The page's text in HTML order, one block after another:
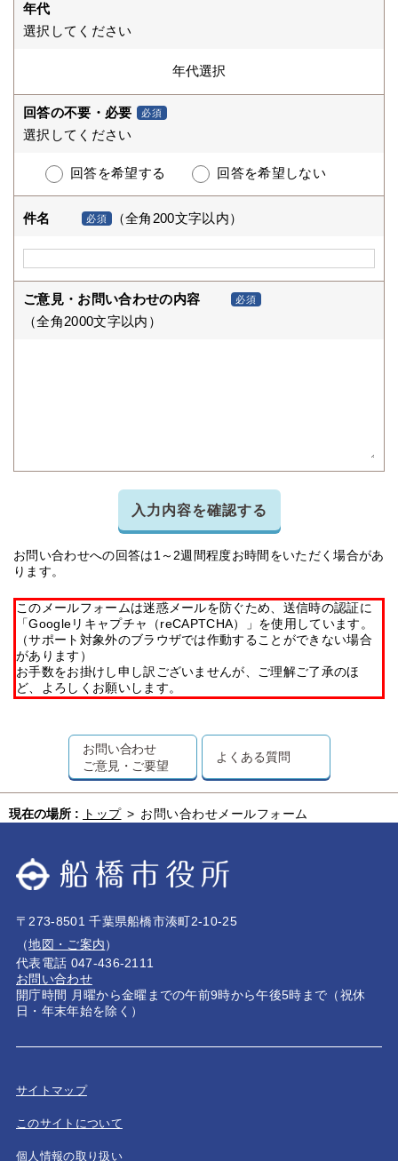
年代
選択してください
回答の不要・必要 必須
選択してください
回答を希望する 回答を希望しない
件名 必須 （全角200文字以内）
ご意見・お問い合わせの内容 必須
（全角2000文字以内）
入力内容を確認する
お問い合わせへの回答は1～2週間程度お時間をいただく場合があ
ります。
このメールフォームは迷惑メールを防ぐため、送信時の認証に
「Googleリキャプチャ（reCAPTCHA）」を使用しています。
（サポート対象外のブラウザでは作動することができない場合
があります）
お手数をお掛けし申し訳ございませんが、ご理解ご了承のほ
ど、よろしくお願いします。
お問い合わせ
ご意見・ご要望
よくある質問
現在の場所 : トップ > お問い合わせメールフォーム
〒273-8501 千葉県船橋市湊町2-10-25
（地図・ご案内）
代表電話 047-436-2111
お問い合わせ
開庁時間 月曜から金曜までの午前9時から午後5時まで（祝休
日・年末年始を除く）
サイトマップ
このサイトについて
個人情報の取り扱い